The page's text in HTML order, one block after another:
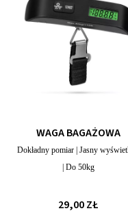
WAGA BAGAŻOWA
Dokładny pomiar | Jasny
| Do 50kg
29,00 ZŁ